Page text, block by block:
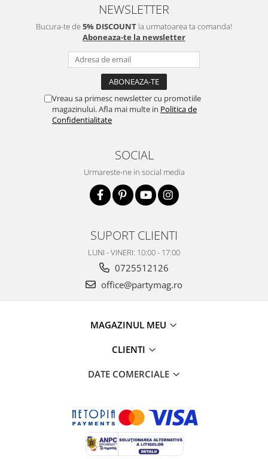
NEWSLETTER
Bucura-te de5% DISCOUNT la urmatoarea ta comanda!
Aboneaza-te la newsletter
Vreau sa primesc newsletter cu promotiile
magazinului. Afla mai multe in Politica de
Confidentialitate
SOCIAL
Urmareste-ne in social media
SUPORT CLIENTI
LUNI - VINERI: 10:00 - 17:00
0725512126
office@partymag.ro
MAGAZINUL MEU
CLIENTI
DATE COMERCIALE